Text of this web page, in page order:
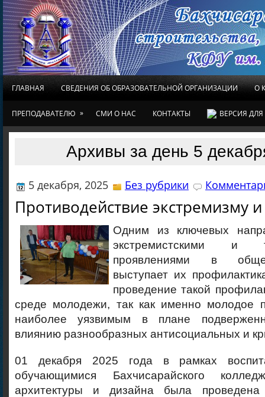
ГЛАВНАЯ СВЕДЕНИЯ ОБ ОБРАЗОВАТЕЛЬНОЙ ОРГАНИЗАЦИИ О
ПРЕПОДАВАТЕЛЮ » СМИ О НАС КОНТАКТЫ ВЕРСИЯ
Архивы за день 5
5 декабря, 2025 Без рубрики
Противодействие экстремизму
Одним из ключевых
экстремистскими и
проявлениями в
выступает их
проведение такой
среде молодежи, так как именно молодое
наиболее уязвимым в плане
влиянию разнообразных антисоциальных и
01 декабря 2025 года в рамках
обучающимися Бахчисарайского
архитектуры и дизайна была